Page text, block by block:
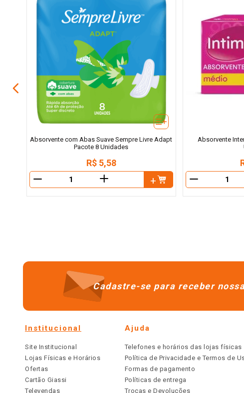
Absorvente com Abas Suave Sempre Livre Adapt
Pacote 8 Unidades
R$ 5,58
＋
Absorvente
Cadastre-se para receber
Institucional
Site Institucional
Lojas Físicas e Horários
Ofertas
Cartão Giassi
Televendas
Ajuda
Telefones e horários das lojas físicas
Política de Privacidade e Termos de
Formas de pagamento
Políticas de entrega
Trocas e Devoluções